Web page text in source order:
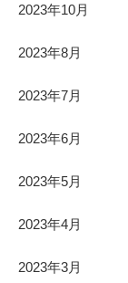
2023年10月
2023年8月
2023年7月
2023年6月
2023年5月
2023年4月
2023年3月